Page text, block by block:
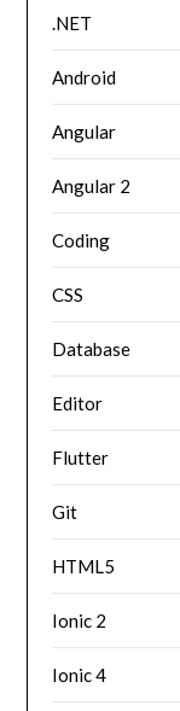
.NET
Android
Angular
Angular 2
Coding
CSS
Database
Editor
Flutter
Git
HTML5
Ionic 2
Ionic 4